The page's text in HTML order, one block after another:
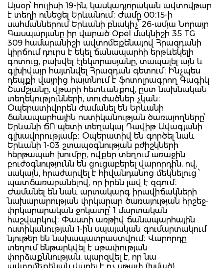
Այսօր՝ հուլիսի 19-ին, կասկադյորական ավտովթար
է տեղի ունեցել Երևանում։ Ժամը 00։15-ի
սահմաններում Երևանի բնակիչ՝ 26-ամյա Նորայր
Գասպարյանը իր վարած Opel մակնիշի 35 TG
309 համարանիշի ավտոմեքենայով Հրազդանի
կիրճում դուրս է եկել ճանապարհի երթևեկելի
գոտուց, բախվել էլեկտրասյանը, տապալել այն և
գլխիվայր հայտնվել Հրազդան գետում։ Ինչպես
դեպքի վայրից հայտնում է ֆոտոլրագրող Գագիկ
Շամշյանը, վթարի հետևանքով, ըստ նախնական
տեղեկությունների, տուժածներ չկան։
Օպերատիվորեն ժամանել են Երևանի
ճանապարհային ոստիկանության ծառայողները՝
Երևանի ՃՈ պետի տեղակալ Դավիթ Ավագյանի
գլխավորությամբ։ Օպերատիվ են գործել նաև
Երևանի 1-03 շտապօգնության բժիշկների
հերթապահ խումբը, ովքեր տեղում առաջին
բուժօգնությունն են ցուցաբերել վարորդին, ով,
սակայն, հրաժարվել է հիվանդանոց մեկնելուց ՝
պատճառաբանելով, որ իրեն լավ է զգում։
Ժամանել են նաև արտակարգ իրավիճակների
նախարարության փրկարար ծառայության հրշեջ-
փրկարարական ջոկատը՝ 1 մարտական
հաշվարկով։ Փաստի առթիվ ճանապարհային
ոստիկանության 1-ին սպայական գումարտակում
նյութեր են նախապատրաստվում։ Վարորդը
տեղում ենթարկվել է սթափության
փորձաքննության. պարզվել է, որ նա